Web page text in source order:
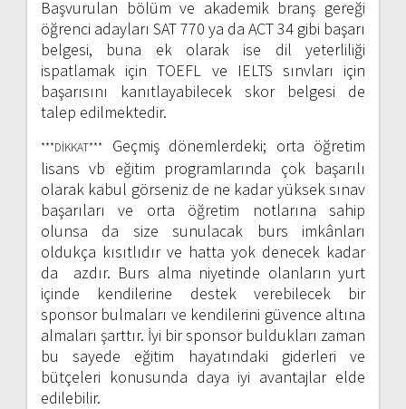
Başvurulan bölüm ve akademik branş gereği
öğrenci adayları SAT 770 ya da ACT 34 gibi başarı
belgesi, buna ek olarak ise dil yeterliliği
ispatlamak için TOEFL ve IELTS sınvları için
başarısını kanıtlayabilecek skor belgesi de
talep edilmektedir.
***DİKKAT***
Geçmiş dönemlerdeki; orta öğretim
lisans vb eğitim programlarında çok başarılı
olarak kabul görseniz de ne kadar yüksek sınav
başarıları ve orta öğretim notlarına sahip
olunsa da size sunulacak burs imkânları
oldukça kısıtlıdır ve hatta yok denecek kadar
da azdır. Burs alma niyetinde olanların yurt
içinde kendilerine destek verebilecek bir
sponsor bulmaları ve kendilerini güvence altına
almaları şarttır. İyi bir sponsor buldukları zaman
bu sayede eğitim hayatındaki giderleri ve
bütçeleri konusunda daya iyi avantajlar elde
edilebilir.